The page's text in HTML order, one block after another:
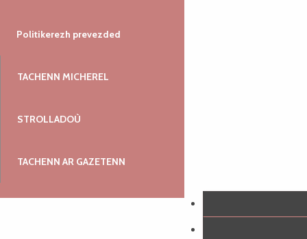
Politikerezh prevezded
TACHENN MICHEREL
STROLLADOÙ
TACHENN AR GAZETENN